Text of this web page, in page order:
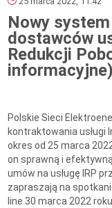
Nowy
dostawców
Redukcji
informacyjne)
Polskie Sieci
kontraktowania usługi
okres od 25 marca
on sprawną i
umów na usługę IRP
zapraszają na
line 30 marca 2022